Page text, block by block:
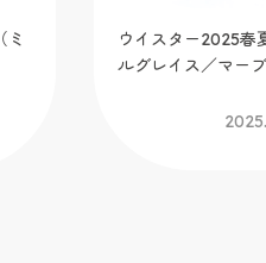
ミ
ウイスター2025春
ルグレイス／マー